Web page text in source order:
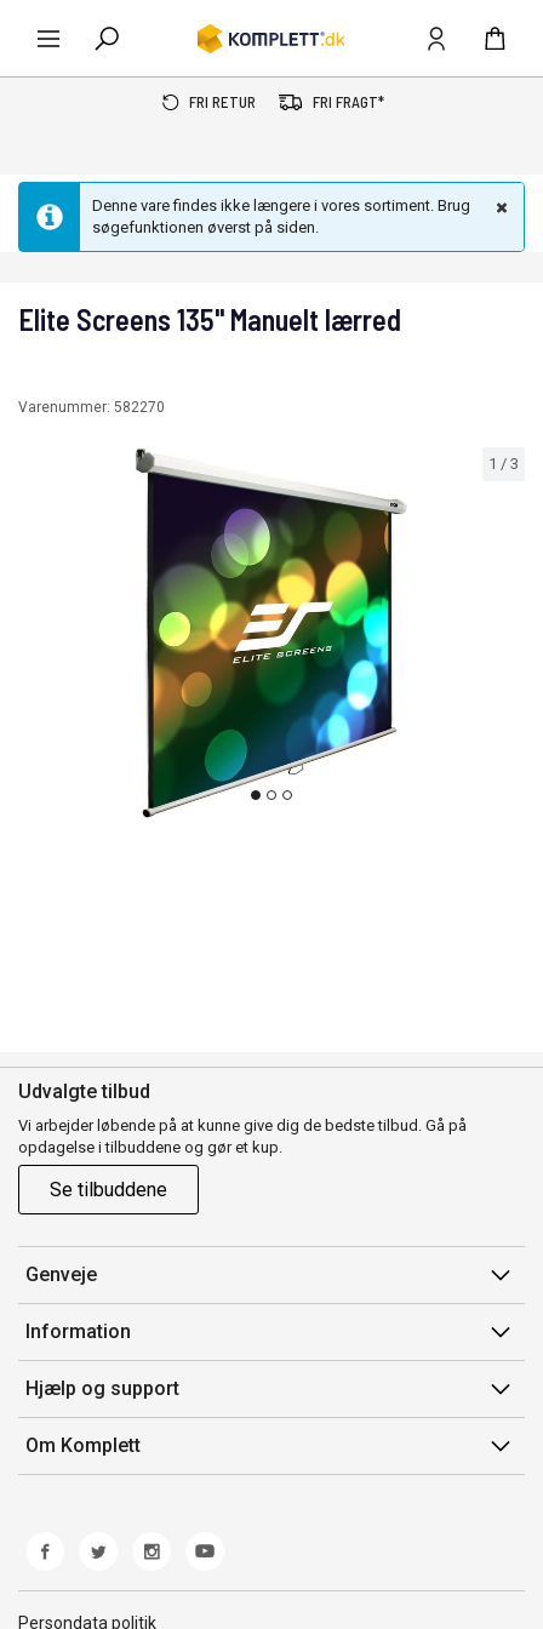
FRI RETUR FRI FRAGT*
Denne vare findes ikke længere i vores sortiment. Brug
søgefunktionen øverst på siden.
1 / 3
Elite Screens 135" Manuelt lærred
Varenummer: 582270
Udvalgte tilbud
Vi arbejder løbende på at kunne give dig de bedste tilbud. Gå på
opdagelse i tilbuddene og gør et kup.
Se tilbuddene
Genveje
Min side
Ordrehistorik
Gavekort
Information
Salgsbetingelser
Mærker/producent
Fortrydelsesret
Hjælp og support
Kontakt os
Kundeservice
Fejl/Mangler
Fragt og levering
Om Komplett
Persondata politik